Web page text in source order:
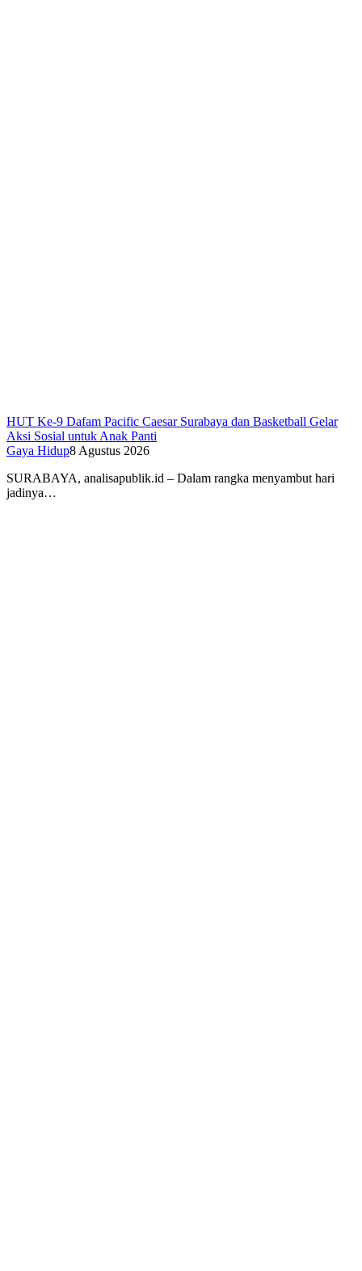
HUT Ke-9 Dafam Pacific Caesar Surabaya dan Basketball Gelar
Aksi Sosial untuk Anak Panti
Gaya Hidup8 Agustus 2026
SURABAYA, analisapublik.id – Dalam rangka menyambut hari
jadinya…